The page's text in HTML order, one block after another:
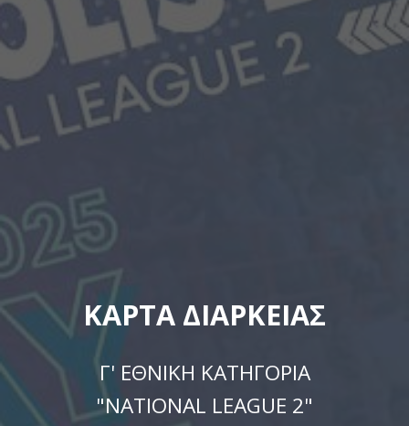
ΚΑΡΤΑ ΔΙΑΡΚΕΙΑΣ
Γ' ΕΘΝΙΚΗ ΚΑΤΗΓΟΡΙΑ
"NATIONAL LEAGUE 2"